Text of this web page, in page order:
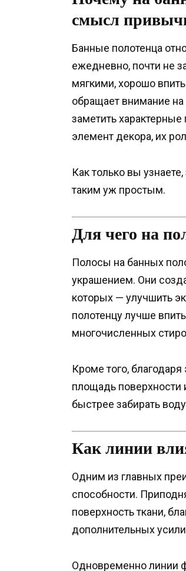
смысл
Банные полотенца
ежедневно, почти не
мягкими, хорошо
обращает внимание
заметить
элемент декора, их
Как только вы
таким уж простым.
Для чего на
Полосы на банных
украшением. Они
которых — улучшить
полотенцу лучше
многочисленных
Кроме того,
площадь поверхности
быстрее забирать
Как линии
Одним из главных
способности.
поверхность ткани,
дополнительных
Одновременно линии